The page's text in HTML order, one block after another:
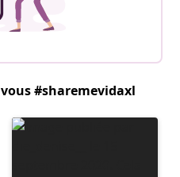
#sharemevidaxl